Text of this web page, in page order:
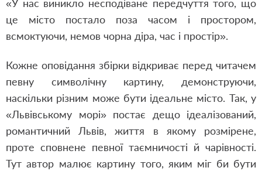
«У нас виникло несподіване передчуття того, що
це місто постало поза часом і простором,
всмоктуючи, немов чорна діра, час і простір».
Кожне оповідання збірки відкриває перед читачем
певну символічну картину, демонструючи,
наскільки різним може бути ідеальне місто. Так, у
«Львівському морі» постає дещо ідеалізований,
романтичний Львів, життя в якому розмірене,
проте сповнене певної таємничості й чарівності.
Тут автор малює картину того, яким міг би бути